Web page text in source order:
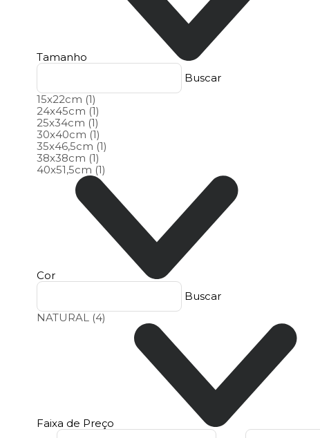
Tamanho
Buscar
15x22cm (1)
24x45cm (1)
25x34cm (1)
30x40cm (1)
35x46,5cm (1)
38x38cm (1)
40x51,5cm (1)
Cor
Buscar
NATURAL (4)
Faixa de Preço